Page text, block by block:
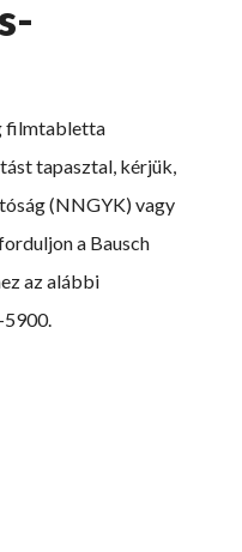
filmtabletta
tapasztal, kérjük,
(NNGYK) vagy
a Bausch
az alábbi